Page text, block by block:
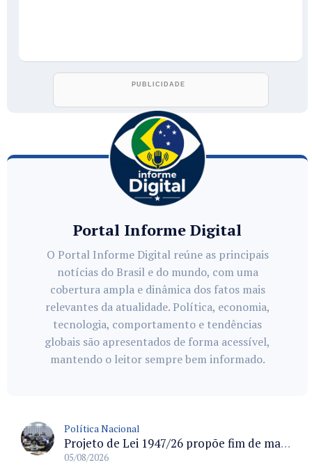
Portal Informe Digital
O Portal Informe Digital reúne as principais
notícias do Brasil e do mundo, com uma
cobertura ampla e dinâmica dos fatos mais
relevantes da atualidade. Política, economia,
tecnologia, comportamento e tendências
globais são apresentados de forma acessível,
mantendo o leitor sempre bem informado.
Política Nacional
Projeto de Lei 1947/26 propõe fim de margens para cartão de crédito e consignado do INSS
05/08/2026